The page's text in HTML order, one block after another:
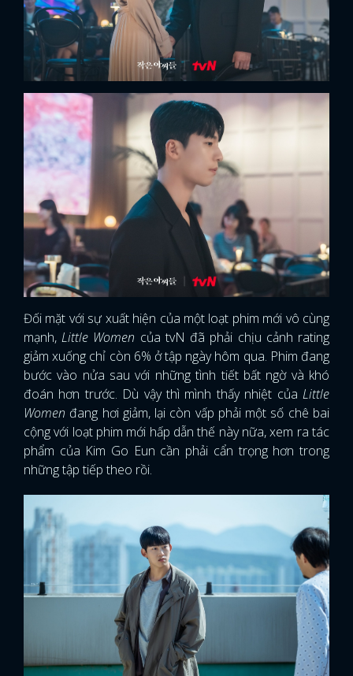
ĐĂNG NHẬP
Đối mặt với sự xuất hiện của một loạt phim mới vô cùng
mạnh,Little Women của tvN đã phải chịu cảnh rating
giảm xuống chỉ còn 6% ở tập ngày hôm qua. Phim đang
bước vào nửa sau với những tình tiết bất ngờ và khó
đoán hơn trước. Dù vậy thì mình thấy nhiệt của Little
Women đang hơi giảm, lại còn vấp phải một số chê bai
cộng với loạt phim mới hấp dẫn thế này nữa, xem ra tác
phẩm của Kim Go Eun cần phải cẩn trọng hơn trong
những tập tiếp theo rồi.